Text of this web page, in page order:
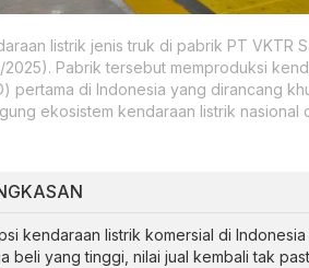
listrik jenis truk di pabrik PT VKTR
2025). Pabrik tersebut memproduksi
pertama di Indonesia yang dirancang
ekosistem kendaraan listrik nasional
kendaraan listrik komersial di
beli yang tinggi, nilai jual kembali tak